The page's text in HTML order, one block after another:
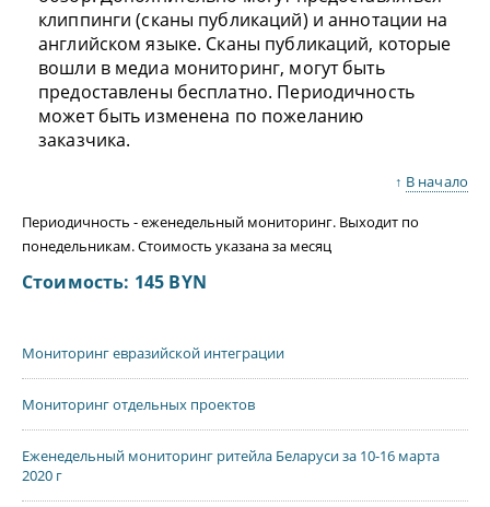
клиппинги (сканы публикаций) и аннотации на
английском языке. Сканы публикаций, которые
вошли в медиа мониторинг, могут быть
предоставлены бесплатно. Периодичность
может быть изменена по пожеланию
заказчика.
↑ В начало
Периодичность - еженедельный мониторинг. Выходит по
понедельникам. Стоимость указана за месяц
Стоимость: 145 BYN
Мониторинг евразийской интеграции
Мониторинг отдельных проектов
Еженедельный мониторинг ритейла Беларуси за 10-16 марта
2020 г